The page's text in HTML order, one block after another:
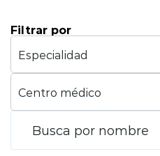
Planes y Convenios
Pacientes Fonasa
Filtrar por